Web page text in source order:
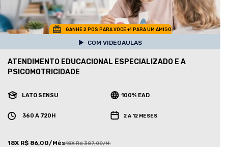
GANHE 2 POS PARA VOCE +1 PARA UM AMIGO
COM VIDEOAULAS
ATENDIMENTO EDUCACIONAL ESPECIALIZADO E A
PSICOMOTRICIDADE
LATO SENSU 100% EAD
360 A 720H 2 A 12 MESES
18X R$ 86,00/Mês18X R$ 387,00/Mês